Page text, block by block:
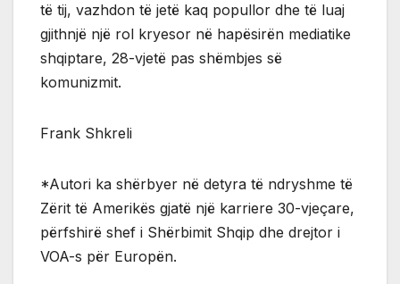
të tij, vazhdon të jetë kaq popullor dhe të luaj
gjithnjë një rol kryesor në hapësirën mediatike
shqiptare, 28-vjetë pas shëmbjes së
komunizmit.
Frank Shkreli
*Autori ka shërbyer në detyra të ndryshme të
Zërit të Amerikës gjatë një karriere 30-vjeçare,
përfshirë shef i Shërbimit Shqip dhe drejtor i
VOA-s për Europën.